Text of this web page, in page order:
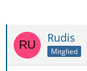
Rudis
Mitglied